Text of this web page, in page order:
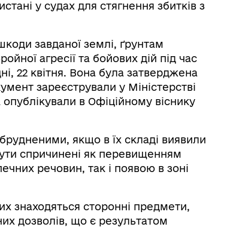
у судах для стягнення збитків з
завданої землі, ґрунтам
агресії та бойових дій під час
22 квітня. Вона була затверджена
зареєстрували у Міністерстві
опублікували в Офіційному віснику
якщо в їх складі виявили
спричинені як перевищенням
речовин, так і появою в зоні
знаходяться сторонні предмети,
дозволів, що є результатом